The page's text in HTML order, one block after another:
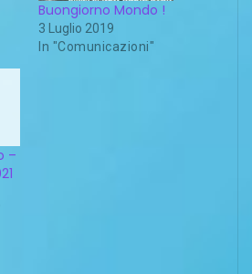
Buongiorno Mondo !
3 Luglio 2019
In "Comunicazioni"
–